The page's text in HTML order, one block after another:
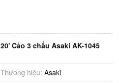
20' Cảo 3 chấu Asaki AK-1045
Thương hiệu: Asaki